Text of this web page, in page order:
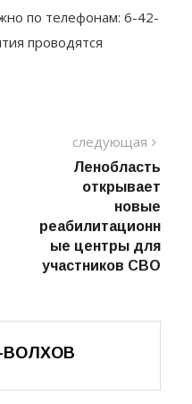
по телефонам: 6-42-
проводятся
следующая
Ленобласть
открывает
новые
реабилитационн
ые центры для
участников СВО
ВОЛХОВ